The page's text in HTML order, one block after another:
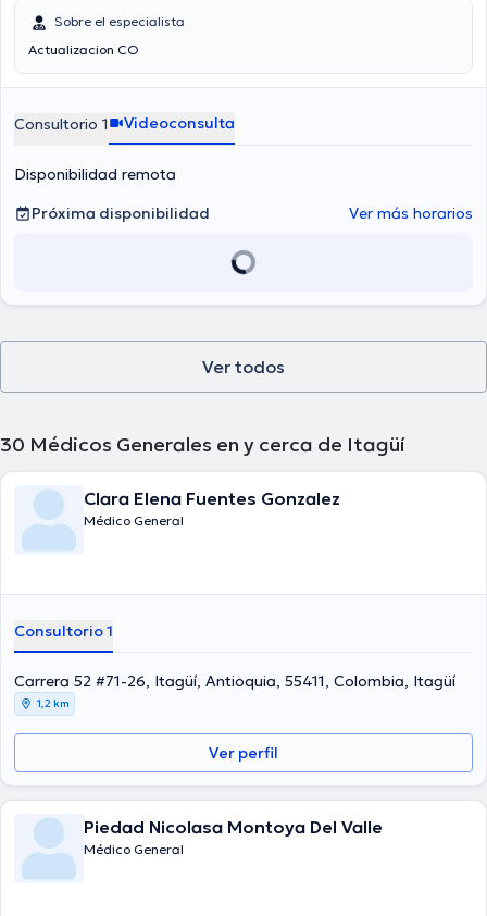
Sobre el especialista
Actualizacion CO
Consultorio 1 Videoconsulta
Disponibilidad remota
Próxima disponibilidad
Ver más horarios
Ver todos
30 Médicos Generales en y cerca de Itagüí
Clara Elena Fuentes Gonzalez
Médico General
Consultorio 1
Carrera 52 #71-26, Itagüí, Antioquia, 55411, Colombia, Itagüí
1,2 km
Ver perfil
Piedad Nicolasa Montoya Del Valle
Médico General